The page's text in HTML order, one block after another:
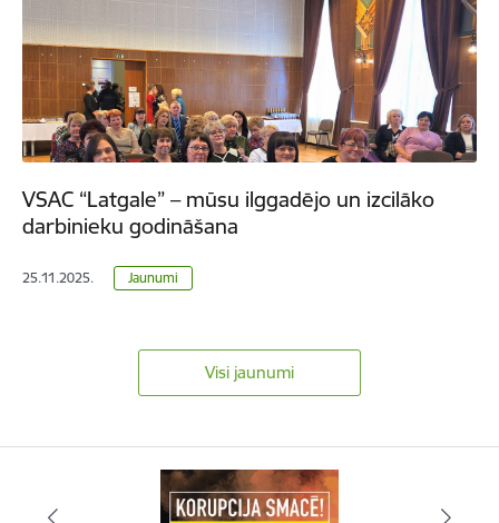
VSAC “Latgale” – mūsu ilggadējo un izcilāko
darbinieku godināšana
25.11.2025. Jaunumi
Visi jaunumi